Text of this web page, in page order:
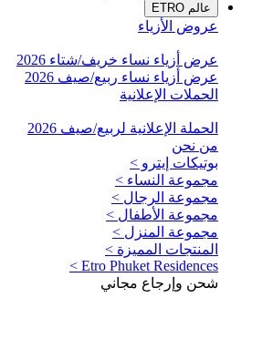
عالم ETRO
عروض الأزياء
عرض أزياء نساء خريف/شتاء 2026
عرض أزياء نساء ربيع/صيف 2026
الحملات الإعلانية
الحملة الإعلانية لربيع/صيف 2026
من نحن
بوتيكات إيترو >
مجموعة النساء >
مجموعة الرجال >
مجموعة الأطفال >
مجموعة المنزل >
المنتجات المميزة >
Etro Phuket Residences >
شحن وإرجاع مجاني